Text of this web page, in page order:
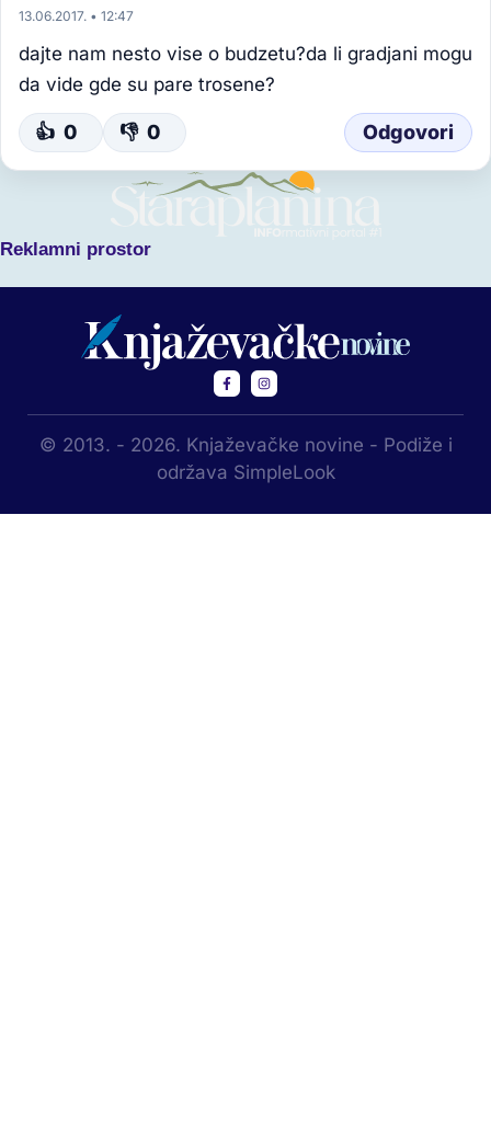
13.06.2017. • 12:47
dajte nam nesto vise o budzetu?da li gradjani mogu
da vide gde su pare trosene?
👍 0 👎 0 Odgovori
Reklamni prostor
© 2013. - 2026. Knjaževačke novine - Podiže i
održava SimpleLook